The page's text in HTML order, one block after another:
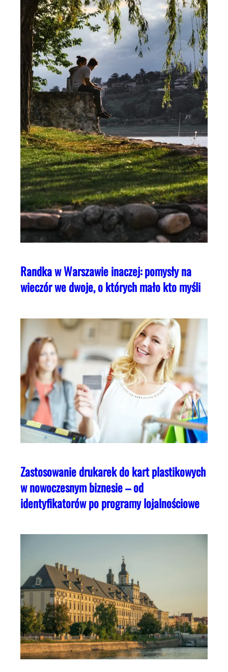
Randka w Warszawie inaczej: pomysły na
wieczór we dwoje, o których mało kto myśli
Zastosowanie drukarek do kart plastikowych
w nowoczesnym biznesie – od
identyfikatorów po programy lojalnościowe